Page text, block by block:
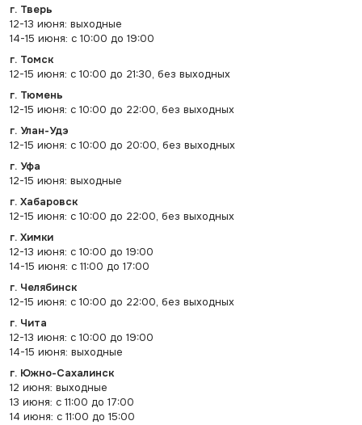
г. Тверь
12-13 июня: выходные
14-15 июня: с 10:00 до 19:00
г. Томск
12-15 июня: с 10:00 до 21:30, без выходных
г. Тюмень
12-15 июня: с 10:00 до 22:00, без выходных
г. Улан-Удэ
12-15 июня: с 10:00 до 20:00, без выходных
г. Уфа
12-15 июня: выходные
г. Хабаровск
12-15 июня: с 10:00 до 22:00, без выходных
г. Химки
12-13 июня: с 10:00 до 19:00
14-15 июня: с 11:00 до 17:00
г. Челябинск
12-15 июня: с 10:00 до 22:00, без выходных
г. Чита
12-13 июня: с 10:00 до 19:00
14-15 июня: выходные
г. Южно-Сахалинск
12 июня: выходные
13 июня: с 11:00 до 17:00
14 июня: с 11:00 до 15:00